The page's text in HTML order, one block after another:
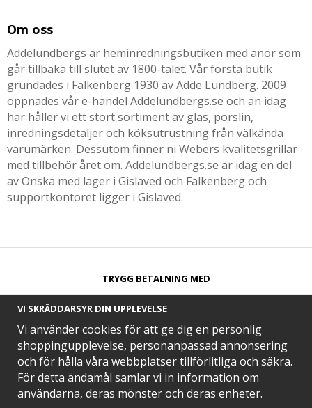
Om oss
Addelundbergs är heminredningsbutiken med anor som
går tillbaka till slutet av 1800-talet. Vår första butik
grundades i Falkenberg 1930 av Adde Lundberg. 2009
öppnades vår e-handel Addelundbergs.se och än idag
har håller vi ett stort sortiment av glas, porslin,
inredningsdetaljer och köksutrustning från välkända
varumärken. Dessutom finner ni Webers kvalitetsgrillar
med tillbehör året om. Addelundbergs.se är idag en del
av Önska med lager i Gislaved och Falkenberg och
supportkontoret ligger i Gislaved.
TRYGG BETALNING MED​
SNABB LEVERANS MED
VI SKRÄDDARSYR DIN UPPLEVELSE
Vi använder cookies för att ge dig en personlig
shoppingupplevelse, personanpassad annonsering
och för hålla våra webbplatser tillförlitliga och säkra.
För detta ändamål samlar vi in information om
användarna, deras mönster och deras enheter.